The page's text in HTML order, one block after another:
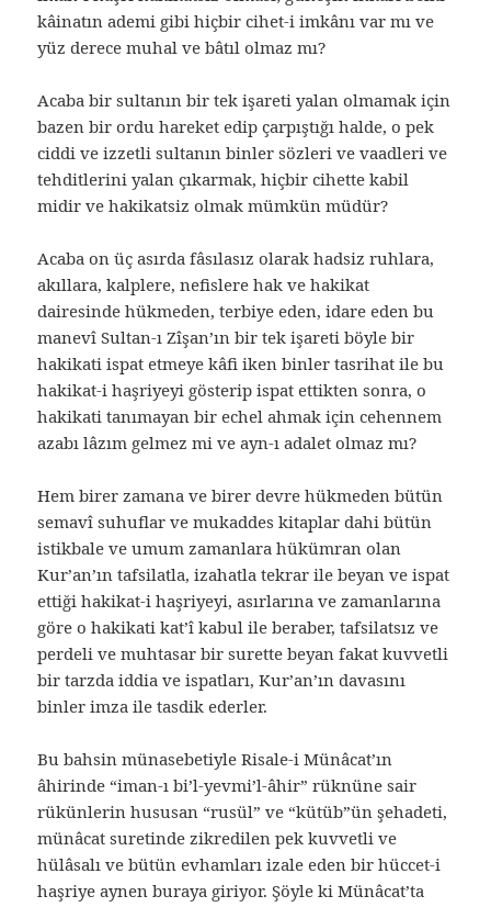
kâinatın ademi gibi hiçbir cihet-i imkânı var mı ve
yüz derece muhal ve bâtıl olmaz mı?
Acaba bir sultanın bir tek işareti yalan olmamak için
bazen bir ordu hareket edip çarpıştığı halde, o pek
ciddi ve izzetli sultanın binler sözleri ve vaadleri ve
tehditlerini yalan çıkarmak, hiçbir cihette kabil
midir ve hakikatsiz olmak mümkün müdür?
Acaba on üç asırda fâsılasız olarak hadsiz ruhlara,
akıllara, kalplere, nefislere hak ve hakikat
dairesinde hükmeden, terbiye eden, idare eden bu
manevî Sultan-ı Zîşan’ın bir tek işareti böyle bir
hakikati ispat etmeye kâfi iken binler tasrihat ile bu
hakikat-i haşriyeyi gösterip ispat ettikten sonra, o
hakikati tanımayan bir echel ahmak için cehennem
azabı lâzım gelmez mi ve ayn-ı adalet olmaz mı?
Hem birer zamana ve birer devre hükmeden bütün
semavî suhuflar ve mukaddes kitaplar dahi bütün
istikbale ve umum zamanlara hükümran olan
Kur’an’ın tafsilatla, izahatla tekrar ile beyan ve ispat
ettiği hakikat-i haşriyeyi, asırlarına ve zamanlarına
göre o hakikati kat’î kabul ile beraber, tafsilatsız ve
perdeli ve muhtasar bir surette beyan fakat kuvvetli
bir tarzda iddia ve ispatları, Kur’an’ın davasını
binler imza ile tasdik ederler.
Bu bahsin münasebetiyle Risale-i Münâcat’ın
âhirinde “iman-ı bi’l-yevmi’l-âhir” rüknüne sair
rükünlerin hususan “rusül” ve “kütüb”ün şehadeti,
münâcat suretinde zikredilen pek kuvvetli ve
hülâsalı ve bütün evhamları izale eden bir hüccet-i
haşriye aynen buraya giriyor. Şöyle ki Münâcat’ta